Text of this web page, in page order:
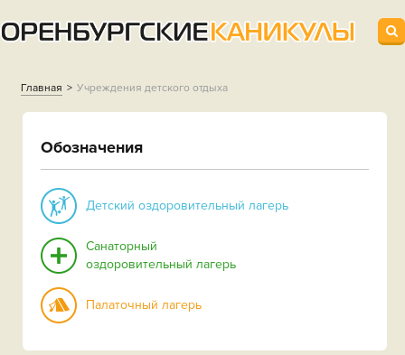
Главная Учреждения детского отдыха
Обозначения
Детский оздоровительный лагерь
Санаторный
оздоровительный лагерь
Палаточный лагерь